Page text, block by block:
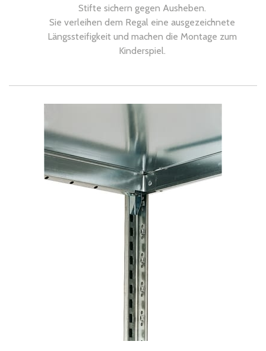
Stifte sichern gegen Ausheben.
Sie verleihen dem Regal eine ausgezeichnete
Längssteifigkeit und machen die Montage zum
Kinderspiel.